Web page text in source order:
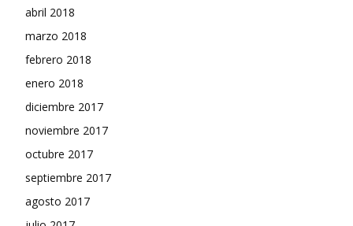
abril 2018
marzo 2018
febrero 2018
enero 2018
diciembre 2017
noviembre 2017
octubre 2017
septiembre 2017
agosto 2017